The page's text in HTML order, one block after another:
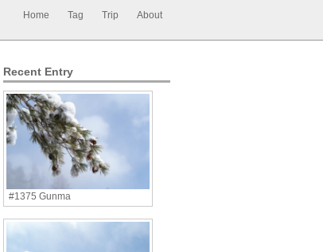
Home Tag Trip About
Recent Entry
#1375 Gunma